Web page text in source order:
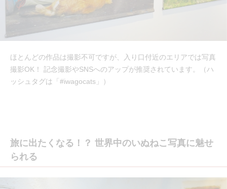
ほとんどの作品は撮影不可ですが、入り口付近のエリアでは写真
撮影OK！ 記念撮影やSNSへのアップが推奨されています。（ハ
ッシュタグは「#iwagocats」）
旅に出たくなる！？ 世界中のいぬねこ写真に魅せ
られる